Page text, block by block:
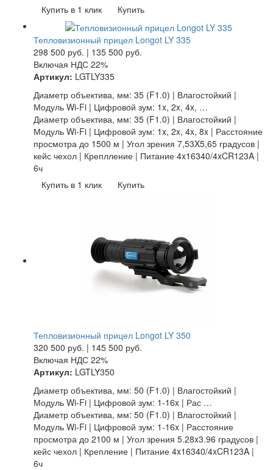
Купить в 1 клик
Купить
Тепловизионный прицел Longot LY 335
298 500 руб. | 135 500 руб.
Включая НДС 22%
Артикул: LGTLY335
Диаметр объектива, мм: 35 (F1.0) | Влагостойкий |
Модуль Wi-Fi | Цифровой зум: 1x, 2x, 4x, …
Диаметр объектива, мм: 35 (F1.0) | Влагостойкий |
Модуль Wi-Fi | Цифровой зум: 1x, 2x, 4x, 8x | Расстояние
просмотра до 1500 м | Угол зрения 7,53X5,65 градусов |
кейс чехол | Креплление | Питание 4x16340/4xCR123A |
6ч
Купить в 1 клик
Купить
Тепловизионный прицел Longot LY 350
320 500 руб. | 145 500 руб.
Включая НДС 22%
Артикул: LGTLY350
Диаметр объектива, мм: 50 (F1.0) | Влагостойкий |
Модуль Wi-Fi | Цифровой зум: 1-16x | Рас …
Диаметр объектива, мм: 50 (F1.0) | Влагостойкий |
Модуль Wi-Fi | Цифровой зум: 1-16x | Расстояние
просмотра до 2100 м | Угол зрения 5.28x3.96 градусов |
кейс чехол | Крепление | Питание 4x16340/4xCR123A |
6ч